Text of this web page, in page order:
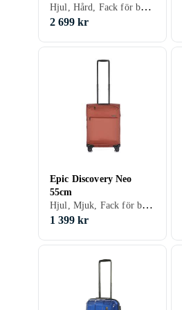
Hjul, Hård, Fack för bärbar dator/surfplatta
2 699 kr
Epic Discovery Neo
55cm
Hjul, Mjuk, Fack för bärbar dator/surfplatta, TSA-lås, Dubbla axelremmar, Kabinväska
1 399 kr